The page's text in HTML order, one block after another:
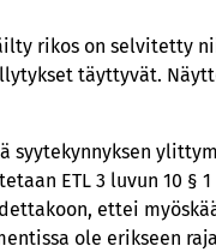
rikos on selvitetty
täyttyvät.
ETL 3 luvun 10 §
ettei
ole erikseen